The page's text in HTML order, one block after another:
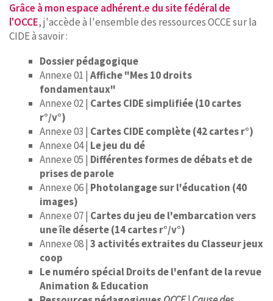
Grâce à mon espace adhérent.e du site fédéral de
l'OCCE, j'accède à l'ensemble des ressources OCCE sur la
CIDE à savoir :
Dossier pédagogique
Annexe 01 | Affiche "Mes 10 droits
fondamentaux"
Annexe 02 | Cartes CIDE simplifiée (10 cartes
r°/v°)
Annexe 03 | Cartes CIDE complète (42 cartes r°)
Annexe 04 | Le jeu du dé
Annexe 05 | Différentes formes de débats et de
prises de parole
Annexe 06 | Photolangage sur l'éducation (40
images)
Annexe 07 | Cartes du jeu de l'embarcation vers
une île déserte (14 cartes r°/v°)
Annexe 08 | 3 activités extraites du Classeur jeux
coop
Le numéro spécial Droits de l'enfant de la revue
Animation & Education